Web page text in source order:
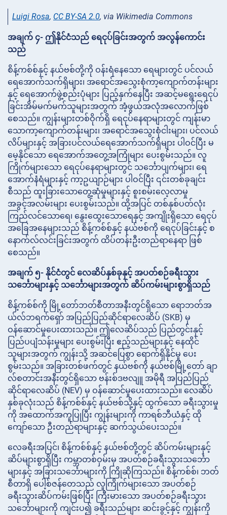
Luigi Rosa, CC BY-SA 2.0, via Wikimedia Commons
အချက် ၄- ဤနိုင်ငံသည် ရေငုပ်ခြင်းအတွက် အလွန်ကောင်း
သည်
စိန့်ကစ်စ်နှင့် နယ်ဗစ်တို့ကို ဝန်းရံနေသော ရေများတွင် ပင်လယ်
ရေအောက်သက်ရှိများ၊ အရောင်အသွေးစုံကာ့ကျောက်တန်းများ
နှင့် ရေအောက်ဖွဲ့စည်းပုံများ ပြည့်နှက်နေပြီး အဆင့်မရွေးရေငုပ်
ခြင်းအိမ်မက်မက်သူများအတွက် အံ့ဖွယ်အလုံအလောက်ဖြစ်
စေသည်။ ကျွန်းများတစ်ဝိုက်ရှိ ရေငုပ်နေရာများတွင် ကျန်းမာ
သောကာ့ကျောက်တန်းများ၊ အရောင်အသွေးစုံငါးများ၊ ပင်လယ်
လိပ်များနှင့် အခြားပင်လယ်ရေအောက်သက်ရှိများ ပါဝင်ပြီး မ
မေ့နိုင်သော ရေအောက်အတွေ့အကြုံများ ပေးစွမ်းသည်။ လူ
ကြိုက်များသော ရေငုပ်နေရာများတွင် သင်္ဘောပျက်များ၊ ရေ
အောက်နံရံများနှင့် ကာ့ဥယျာဉ်များ ပါဝင်ပြီး ၎င်းတစ်ခုချင်း
စီသည် ထူးခြားသောတွေ့ဆုံမှုများနှင့် စူးစမ်းလေ့လာမှု
အခွင့်အလမ်းများ ပေးစွမ်းသည်။ ထို့အပြင် တစ်နှစ်ပတ်လုံး
ကြည်လင်သောရေ၊ နွေးထွေးသောရေနှင့် အကျိုးရှိသော ရေငုပ်
အခြေအနေများသည် စိန့်ကစ်စ်နှင့် နယ်ဗစ်ကို ရေငုပ်ခြင်းနှင့် စ
နောက်လ်လင်းခြင်းအတွက် ထိပ်တန်းဦးတည်ရာနေရာ ဖြစ်
စေသည်။
အချက် ၅- နိုင်ငံတွင် လေဆိပ်နှစ်ခုနှင့် အပတ်စဉ်ခရီးသွား
သင်္ဘောများနှင့် သင်္ဘောများအတွက် ဆိပ်ကမ်းများစွာရှိသည်
စိန့်ကစ်စ်ကို မြို့တော်ဘတ်စီတာအနီးတွင်ရှိသော ရောဘတ်အ
ယ်လ်ဘရက်ရှော် အပြည်ပြည်ဆိုင်ရာလေဆိပ် (SKB) မှ
ဝန်ဆောင်မှုပေးထားသည်။ ဤလေဆိပ်သည် ပြည်တွင်းနှင့်
ပြည်ပပျံသန်းမှုများ ပေးစွမ်းပြီး ဧည့်သည်များနှင့် နေထိုင်
သူများအတွက် ကျွန်းသို့ အဆင်ပြေစွာ ရောက်ရှိနိုင်မှု ပေး
စွမ်းသည်။ အခြားတစ်ဖက်တွင် နယ်ဗစ်ကို နယ်ဗစ်မြို့တော် ချာ
လ်စတာင်းအနီးတွင်ရှိသော ဗန်းစ်ဒဗလျူ အမိုရီ အပြည်ပြည်
ဆိုင်ရာလေဆိပ် (NEV) မှ ဝန်ဆောင်မှုပေးထားသည်။ လေဆိပ်
နှစ်ခုလုံးသည် စိန့်ကစ်စ်နှင့် နယ်ဗစ်သို့နှင့် ထွက်သော ခရီးသွားမှု
ကို အထောက်အကူပြုပြီး ကျွန်းများကို ကာရစ်ဘီယံနှင့် ထို
ကျော်သော ဦးတည်ရာများနှင့် ဆက်သွယ်ပေးသည်။
လေခရီးအပြင်၊ စိန့်ကစ်စ်နှင့် နယ်ဗစ်တို့တွင် ဆိပ်ကမ်းများနှင့်
ဆိပ်များစွာရှိပြီး ကမ္ဘာတစ်ဝှမ်းမှ အပတ်စဉ်ခရီးသွားသင်္ဘော
များနှင့် အခြားသင်္ဘောများကို ကြိုဆိုကြသည်။ စိန့်ကစ်စ်၊ ဘတ်
စီတာရှိ ပေါ့စ်ဇန်တေသည် လူကြိုက်များသော အပတ်စဉ်
ခရီးသွားဆိပ်ကမ်းဖြစ်ပြီး ကြီးမားသော အပတ်စဉ်ခရီးသွား
သင်္ဘောများကို ကျင်းပ၍ ခရီးသည်များ ဆင်းခွင့်နှင့် ကျွန်းကို